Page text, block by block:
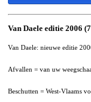
Van Daele editie 2006
Van Daele: nieuwe editie
Afvallen = van uw
Beschutten = West-Vlaams